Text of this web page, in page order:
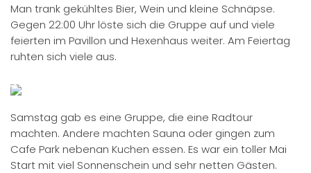
Man trank gekühltes Bier, Wein und kleine Schnäpse.
Gegen 22:00 Uhr löste sich die Gruppe auf und viele
feierten im Pavillon und Hexenhaus weiter. Am Feiertag
ruhten sich viele aus.
Samstag gab es eine Gruppe, die eine Radtour
machten. Andere machten Sauna oder gingen zum
Cafe Park nebenan Kuchen essen. Es war ein toller Mai
Start mit viel Sonnenschein und sehr netten Gästen.